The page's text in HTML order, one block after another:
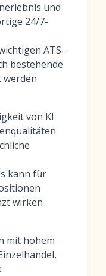
und
24/7-
ATS-
bestehende
werden
von KI
kann für
wirken
mit hohem